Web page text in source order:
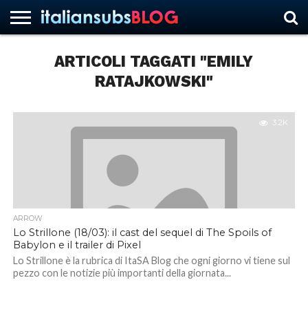
ARTICOLI TAGGATI "EMILY
RATAJKOWSKI"
3.2K
ARROW
Lo Strillone (18/03): il cast del sequel di The Spoils of
Babylon e il trailer di Pixel
Lo Strillone è la rubrica di ItaSA Blog che ogni giorno vi tiene sul
pezzo con le notizie più importanti della giornata...